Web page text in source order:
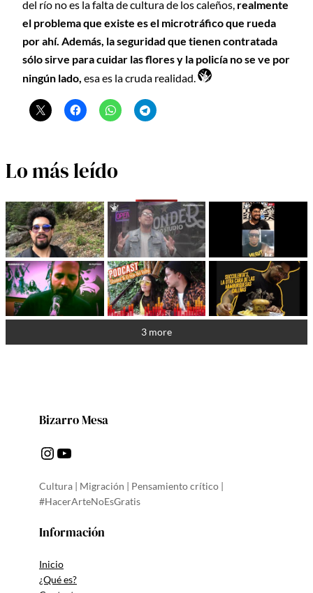
del río no es la falta de cultura de los caleños, realmente
el problema que existe es el microtráfico que rueda
por ahí. Además, la seguridad que tienen contratada
sólo sirve para cuidar las flores y la policía no se ve por
ningún lado, esa es la cruda realidad.
Lo más leído
3 more
Bizarro Mesa
Instagram YouTube
Cultura | Migración | Pensamiento crítico |
#HacerArteNoEsGratis
Información
Inicio
¿Qué es?